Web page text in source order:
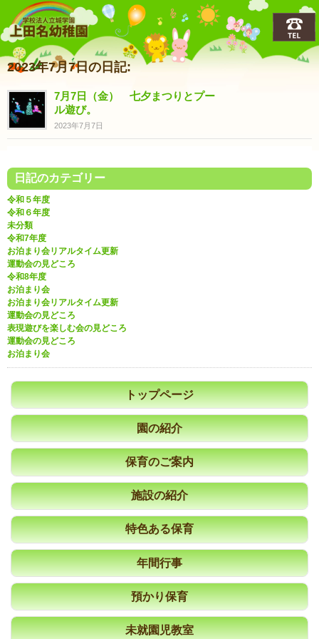
上田名(うえだな)幼稚園
2023年7月7日の日記:
7月7日（金） 七夕まつりとプー
ル遊び。
2023年7月7日
日記のカテゴリー
令和５年度
令和６年度
未分類
令和7年度
お泊まり会リアルタイム更新
運動会の見どころ
令和8年度
お泊まり会
お泊まり会リアルタイム更新
運動会の見どころ
表現遊びを楽しむ会の見どころ
運動会の見どころ
お泊まり会
トップページ
園の紹介
保育のご案内
施設の紹介
特色ある保育
年間行事
預かり保育
未就園児教室